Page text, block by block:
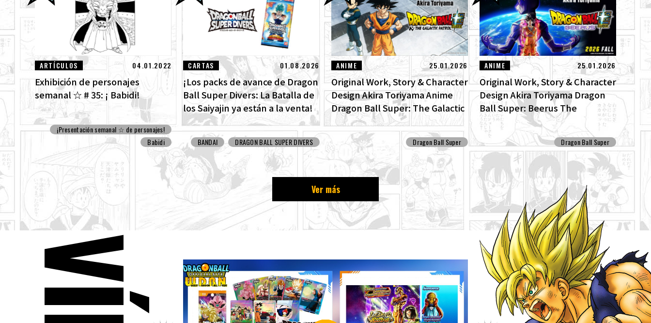
Destruction Beerus!
ARTÍCULOS 04.01.2022
Exhibición de personajes
semanal ☆ # 35: ¡ Babidi!
¡Presentación semanal ☆ de personajes!
Babidi
CARTAS 01.08.2026
¡Los packs de avance de Dragon
Ball Super Divers: La Batalla de
los Saiyajin ya están a la venta!
BANDAI DRAGON BALL SUPER DIVERS
ANIME 25.01.2026
Original Work, Story & Character
Design Akira Toriyama Anime
Dragon Ball Super: The Galactic
Patrol Set For Production!
Dragon Ball Super
ANIME 25.01.2026
Original Work, Story & Character
Design Akira Toriyama Dragon
Ball Super: Beerus The
ENHANCED edition of the anime
Dragon Ball Super begins anew!
Dragon Ball Super
Ver más